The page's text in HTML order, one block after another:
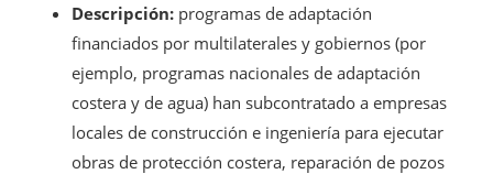
Descripción: programas de adaptación
financiados por multilaterales y gobiernos (por
ejemplo, programas nacionales de adaptación
costera y de agua) han subcontratado a empresas
locales de construcción e ingeniería para ejecutar
obras de protección costera, reparación de pozos